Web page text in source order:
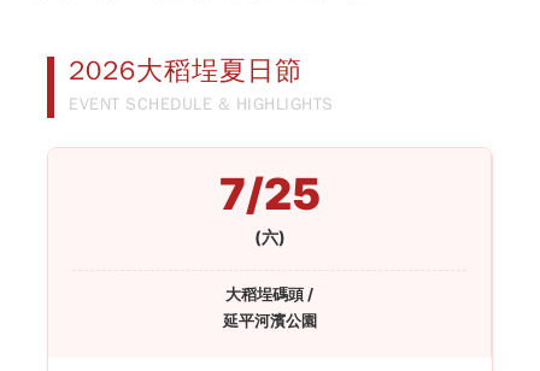
2026大稻埕夏日節
EVENT SCHEDULE & HIGHLIGHTS
7/25
(六)
大稻埕碼頭 /
延平河濱公園